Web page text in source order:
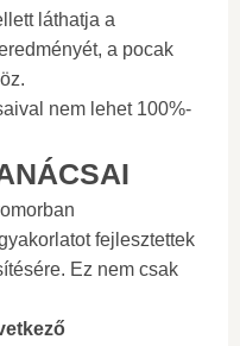
láthatja a
a pocak
nem lehet 100%-
fejlesztettek
Ez nem csak